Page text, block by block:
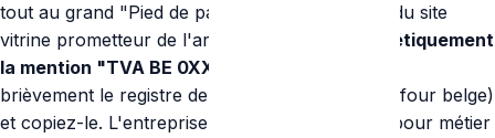
tout au grand "Pied de page" (Footer) sombre du site
vitrine prometteur de l'artisan :
Cherchez frénétiquement
la mention "TVA BE 0XXX.XXX.XXX".
brièvement le registre de la BCE (Banque-Carrefour belge)
et copiez-le. L'entreprise doit activement avoir pour métier